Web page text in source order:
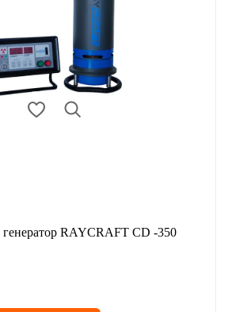
генератор RAYCRAFT CD -350